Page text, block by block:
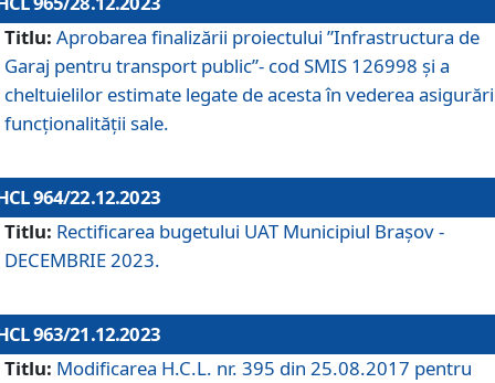
Titlu: Aprobarea finalizării proiectului ”Infrastructura de
Garaj pentru transport public”- cod SMIS 126998 și a
cheltuielilor estimate legate de acesta în vederea
funcționalității sale.
964/22.12.2023
Titlu: Rectificarea bugetului UAT Municipiul Braşov -
DECEMBRIE 2023.
963/21.12.2023
Titlu: Modificarea H.C.L. nr. 395 din 25.08.2017 pentru